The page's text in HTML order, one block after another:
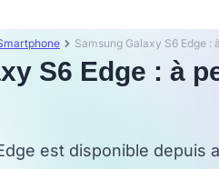
Samsung Galaxy S6 Edge :
S6 Edge : à
est disponible